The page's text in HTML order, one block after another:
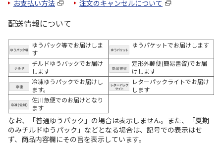
お支払い方法 注文のキャンセルについて
配送情報について
ゆうパック等でお届けしま
す
ゆうパケットでお届けします
チルドゆうパックでお届け
します
定形外郵便(簡易書留)でお届
けします
冷凍ゆうパックでお届けし
ます。
レターパックライトでお届け
します
佐川急便でのお届けとなり
ます
なお、「普通ゆうパック」の場合は表示しません。また、「夏期
のみチルドゆうパック」などとなる場合は、記号での表示はせ
ず、商品内容欄にその旨を表示しています。